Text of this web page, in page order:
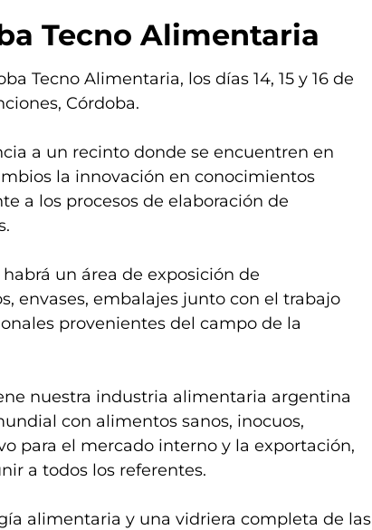
Tecno Alimentaria
Tecno Alimentaria, los días 14, 15 y 16 de
Córdoba.
a un recinto donde se encuentren en
la innovación en conocimientos
a los procesos de elaboración de
un área de exposición de
envases, embalajes junto con el trabajo
provenientes del campo de la
nuestra industria alimentaria argentina
con alimentos sanos, inocuos,
para el mercado interno y la exportación,
a todos los referentes.
alimentaria y una vidriera completa de las